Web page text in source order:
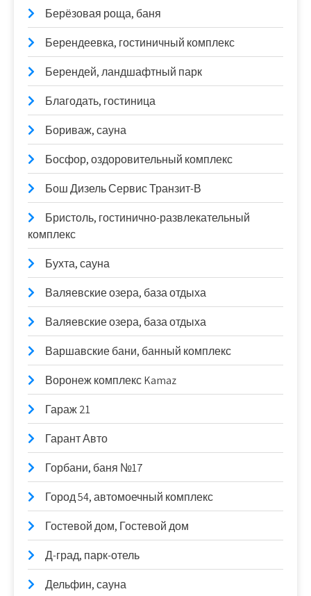
Берёзовая роща, баня
Берендеевка, гостиничный комплекс
Берендей, ландшафтный парк
Благодать, гостиница
Бориваж, сауна
Босфор, оздоровительный комплекс
Бош Дизель Сервис Транзит-В
Бристоль, гостинично-развлекательный
комплекс
Бухта, сауна
Валяевские озера, база отдыха
Валяевские озера, база отдыха
Варшавские бани, банный комплекс
Воронеж комплекс Kamaz
Гараж 21
Гарант Авто
Горбани, баня №17
Город 54, автомоечный комплекс
Гостевой дом, Гостевой дом
Д-град, парк-отель
Дельфин, сауна